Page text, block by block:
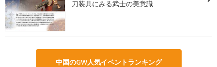
刀装具にみる武士の美意識
中国のGW人気イベントランキング